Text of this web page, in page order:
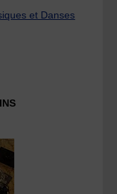
et Danses